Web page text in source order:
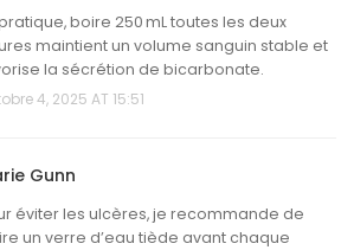
boire 250 mL toutes les deux
maintient un volume sanguin stable et
la sécrétion de bicarbonate.
4, 2025 AT 15:51
Gunn
éviter les ulcères, je recommande de
un verre d’eau tiède avant chaque